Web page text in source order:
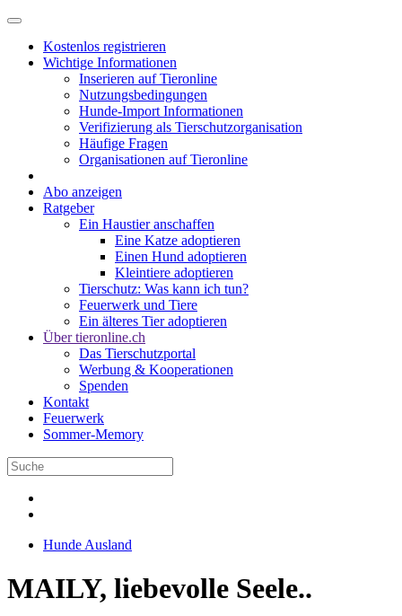
Kostenlos registrieren
Wichtige Informationen
Inserieren auf Tieronline
Nutzungsbedingungen
Hunde-Import Informationen
Verifizierung als Tierschutzorganisation
Häufige Fragen
Organisationen auf Tieronline
Abo anzeigen
Ratgeber
Ein Haustier anschaffen
Eine Katze adoptieren
Einen Hund adoptieren
Kleintiere adoptieren
Tierschutz: Was kann ich tun?
Feuerwerk und Tiere
Ein älteres Tier adoptieren
Über tieronline.ch
Das Tierschutzportal
Werbung & Kooperationen
Spenden
Kontakt
Feuerwerk
Sommer-Memory
Hunde Ausland
MAILY, liebevolle Seele..